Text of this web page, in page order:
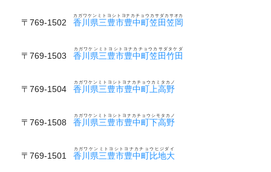
〒769-1502 香川県三豊市豊中町笠田笠岡
カガワケンミトヨシトヨナカチョウカサダカサオカ
〒769-1503 香川県三豊市豊中町笠田竹田
カガワケンミトヨシトヨナカチョウカサダタケダ
〒769-1504 香川県三豊市豊中町上高野
カガワケンミトヨシトヨナカチョウカミタカノ
〒769-1508 香川県三豊市豊中町下高野
カガワケンミトヨシトヨナカチョウシモタカノ
〒769-1501 香川県三豊市豊中町比地大
カガワケンミトヨシトヨナカチョウヒジダイ